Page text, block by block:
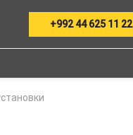
+992 44 625 11 22